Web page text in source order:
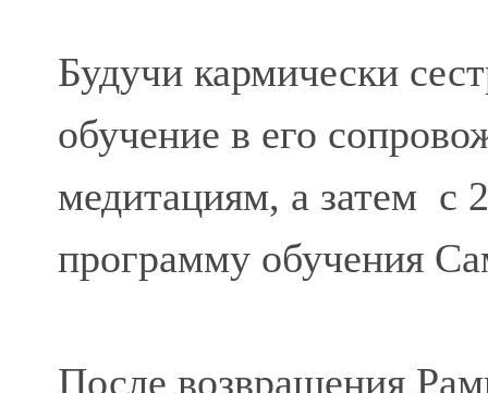
Будучи кармически
обучение в его
медитациям, а затем с
программу обучения
После возвращения